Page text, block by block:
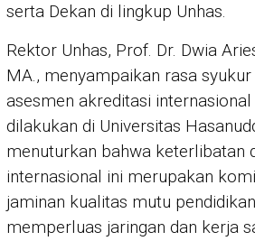
serta Dekan di lingkup Unhas.
Rektor Unhas, Prof. Dr. Dwia
MA., menyampaikan rasa
asesmen akreditasi
dilakukan di Universitas
menuturkan bahwa keterlibatan
internasional ini merupakan
jaminan kualitas mutu
memperluas jaringan dan kerja